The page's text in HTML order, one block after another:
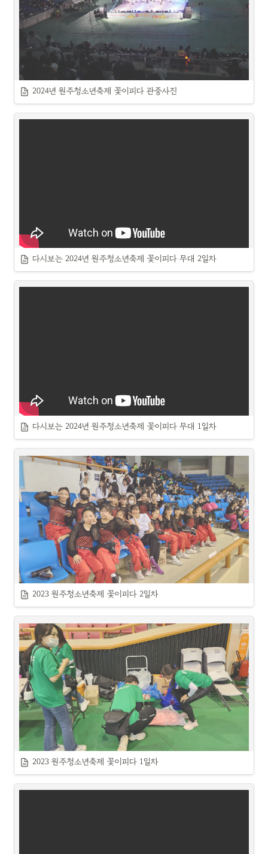
2024년 원주청소년축제 꽃이피다 관중사진
다시보는 2024년 원주청소년축제 꽃이피다 무대 2일차
다시보는 2024년 원주청소년축제 꽃이피다 무대 1일차
2023 원주청소년축제 꽃이피다 2일차
2023 원주청소년축제 꽃이피다 1일차